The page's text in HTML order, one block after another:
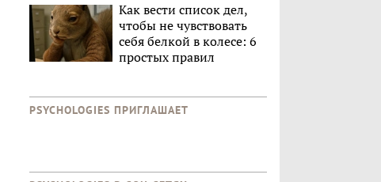
Как вести список дел,
чтобы не чувствовать
себя белкой в колесе: 6
простых правил
PSYCHOLOGIES ПРИГЛАШАЕТ